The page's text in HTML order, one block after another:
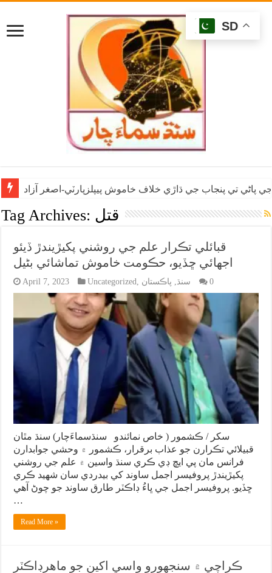
پاڻي تي پنجاب جي ڌاڙي خلاف خاموش پيپلزپارٽي-اصغر آزاد
Tag Archives: قتل
قبائلي تڪرار علم جي روشني پکيڙيندڙ ڏيئو
اجهائي ڇڏيو، حڪومت خاموش تماشائي بڻيل
April 7, 2023 Uncategorized, سنڌ, پاڪستان 0
سکر / ڪشمور ( خاص نمائندو سنڌسماءَچار) سنڌ مٿان
قبيلائي تڪرارن جو عذاب برقرار، ڪشمور ۾ وحشي جوابدارن
فرانس مان پي ايڇ ڊي ڪري سنڌ واسين ۾ علم جي روشني
پکيڙيندڙ پروفيسر اجمل ساوند کي بيدردي سان شهيد ڪري
ڇڏيو. پروفيسر اجمل جي ڀاءُ ڊاڪٽر طارق ساوند جو چوڻ آهي
…
Read More »
ڪراچي ۾ سنجهورو واسي اکين جو ماهرڊاڪٽر
SD